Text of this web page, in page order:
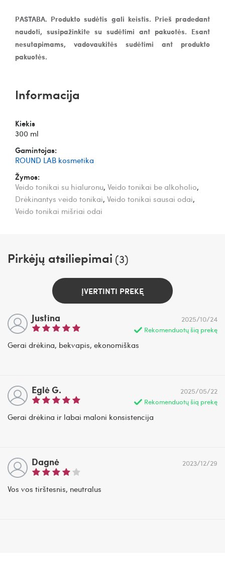
PASTABA. Produkto sudėtis gali keistis. Prieš pradedant
naudoti, susipažinkite su sudėtimi ant pakuotės. Esant
nesutapimams, vadovaukitės sudėtimi ant produkto
pakuotės.
Informacija
Kiekis
300 ml
Gamintojas:
ROUND LAB kosmetika
Žymos:
Veido tonikai su hialuronu, Veido tonikai be alkoholio,
Drėkinantys veido tonikai, Veido tonikai sausai odai,
Veido tonikai mišriai odai
Pirkėjų atsiliepimai (3)
ĮVERTINTI PREKĘ
Justina
Rekomenduotų šią prekę
2025/10/24
Gerai drėkina, bekvapis, ekonomiškas
Eglė G.
Rekomenduotų šią prekę
2025/05/22
Gerai drėkina ir labai maloni konsistencija
Dagnė 2023/12/29
Vos vos tirštesnis, neutralus